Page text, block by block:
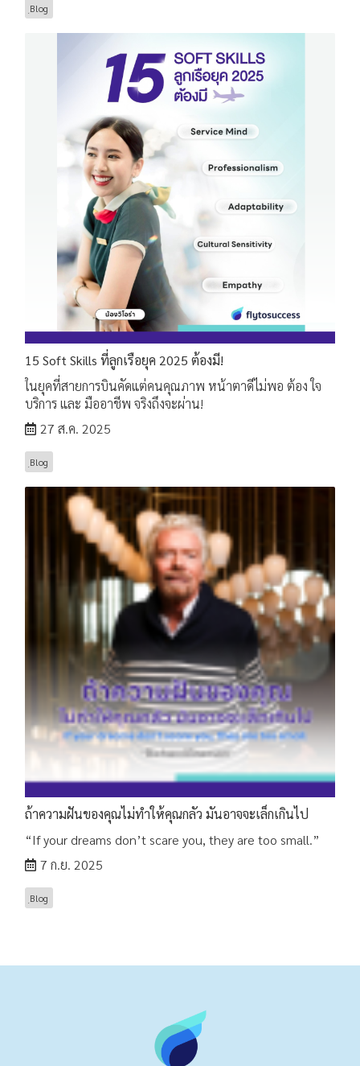
ฺBlog
15 Soft Skills ที่ลูกเรือยุค 2025 ต้องมี!
ในยุคที่สายการบินคัดแต่คนคุณภาพ หน้าตาดีไม่พอ ต้อง ใจ
บริการ และ มืออาชีพ จริงถึงจะผ่าน!
27 ส.ค. 2025
ฺBlog
ถ้าความฝันของคุณไม่ทำให้คุณกลัว มันอาจจะเล็กเกินไป
“If your dreams don’t scare you, they are too small.”
7 ก.ย. 2025
ฺBlog